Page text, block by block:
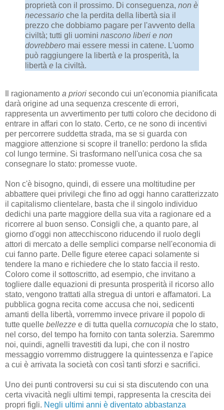
proprietà con il prossimo. Di conseguenza, non è
necessario che la perdita della libertà sia il
prezzo che dobbiamo pagare per l'avvento della
civiltà; tutti gli uomini nascono liberi e non
dovrebbero mai essere messi in catene. L'uomo
può raggiungere la libertà e la prosperità, la
libertà e la civiltà.
Il ragionamento a priori secondo cui un'economia pianificata
darà origine ad una sequenza crescente di errori,
rappresenta un avvertimento per tutti coloro che decidono di
entrare in affari con lo stato. Certo, ce ne sono di incentivi
per percorrere suddetta strada, ma se si guarda con
maggiore attenzione si scopre il tranello: perdono la sfida
col lungo termine. Si trasformano nell'unica cosa che sa
consegnare lo stato: promesse vuote.
Non c'è bisogno, quindi, di essere una moltitudine per
abbattere quei privilegi che fino ad oggi hanno caratterizzato
il capitalismo clientelare, basta che il singolo individuo
dedichi una parte maggiore della sua vita a ragionare ed a
ricorrere al buon senso. Consigli che, a quanto pare, al
giorno d'oggi non attecchiscono riducendo il ruolo degli
attori di mercato a delle semplici comparse nell'economia di
cui fanno parte. Delle figure eteree capaci solamente si
tendere la mano e richiedere che lo stato faccia il resto.
Coloro come il sottoscritto, ad esempio, che invitano a
togliere dalle equazioni di presunta prosperità il ricorso allo
stato, vengono trattati alla stregua di untori e affamatori. La
pubblica gogna recita come accusa che noi, sedicenti
amanti della libertà, vorremmo invece privare il popolo di
tutte quelle bellezze e di tutta quella cornucopia che lo stato,
nel corso, del tempo ha fornito con tanta solerzia. Saremmo
noi, quindi, agnelli travestiti da lupi, che con il nostro
messaggio vorremmo distruggere la quintessenza e l'apice
a cui è arrivata la società con così tanti sforzi e sacrifici.
Uno dei punti controversi su cui si sta discutendo con una
certa vivacità negli ultimi tempi, rappresenta la crescita dei
propri figli. Negli ultimi anni è diventato abbastanza